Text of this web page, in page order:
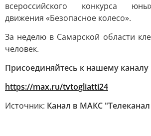
всероссийского конкурса
движения «Безопасное колесо».
За неделю в Самарской области
человек.
Присоединяйтесь к нашему каналу
https://max.ru/tvtogliatti24
Источник: Канал в МАКС